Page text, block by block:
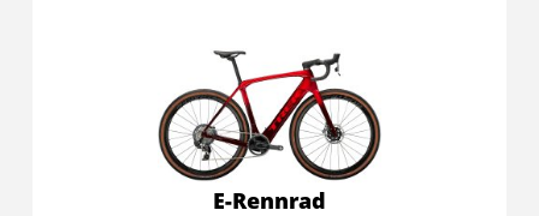
E-Rennrad